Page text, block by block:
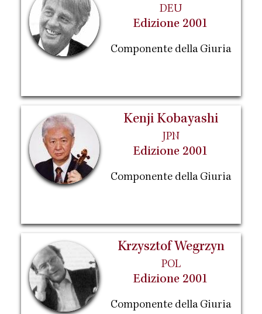
DEU
Edizione 2001
Componente della Giuria
Kenji Kobayashi
JPN
Edizione 2001
Componente della Giuria
Krzysztof Wegrzyn
POL
Edizione 2001
Componente della Giuria